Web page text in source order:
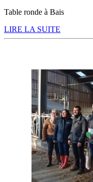
Table ronde à Bais
LIRE LA SUITE